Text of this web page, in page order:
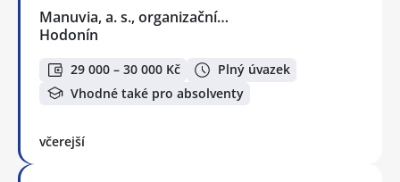
Manuvia, a. s., organizační…
Hodonín
29 000 – 30 000 Kč
Plný úvazek
Vhodné také pro absolventy
včerejší